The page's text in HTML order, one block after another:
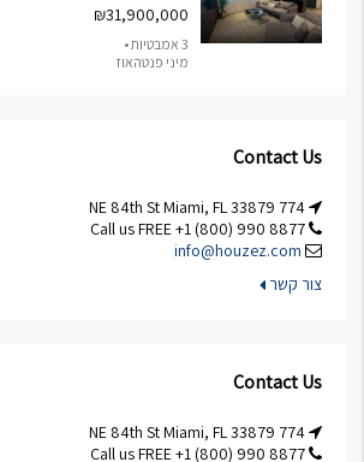
₪31,900,000
3 אמבטיות •
מיני פנטהאוז
Contact Us
info@houzez.com
צור קשר
Contact Us